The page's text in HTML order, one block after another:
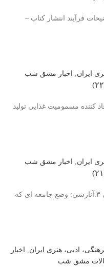
فرآیند انتشار کتاب –
ایران اخبار مشق شب
کننده مسمومیت غذایی تولید
ایران اخبار مشق شب
۱.آمیغ: آمیختگی ۲.آناتومی: کالبد شناسی ۳.آنارشی: وضع جامعه ای که
ادبی، هنری ایران
اخبار
مشق شب